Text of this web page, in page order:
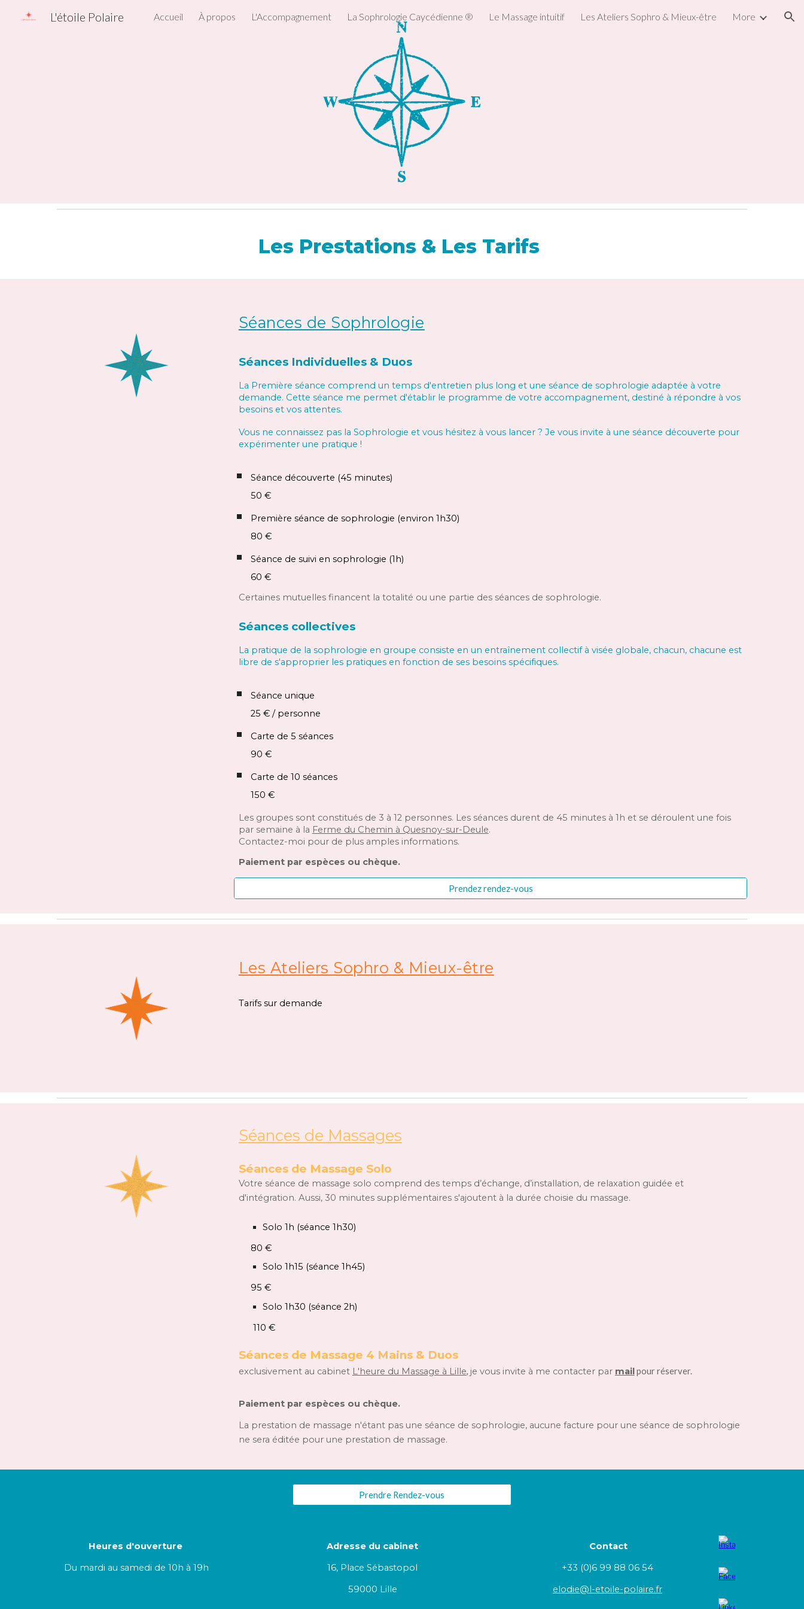
Skip to main content Skip to navigation
L'étoile Polaire Accueil À propos L'Accompagnement La Sophrologie Caycédienne ® Le Massage intuitif Les Ateliers Sophro & Mieux-être More
Les Prestations & Les Tarifs
Séances de Sophrologie
Séances Individuelles & Duos
La Première séance comprend un temps d'entretien plus long et une séance de sophrologie adaptée à votre
demande. Cette séance me permet d'établir le programme de votre accompagnement, destiné à répondre à vos
besoins et vos attentes.
Vous ne connaissez pas la Sophrologie et vous hésitez à vous lancer ? Je vous invite à une séance découverte pour
expérimenter une pratique !
Séance découverte (45 minutes)
50 €
Première séance de sophrologie (environ 1h30)
80 €
Séance de suivi en sophrologie (1h)
60 €
Certaines mutuelles financent la totalité ou une partie des séances de sophrologie.
Séances collectives
La pratique de la sophrologie en groupe consiste en un entraînement collectif à visée globale, chacun, chacune est
libre de s'approprier les pratiques en fonction de ses besoins spécifiques.
Séance unique
25 € / personne
Carte de 5 séances
90 €
Carte de 10 séances
150 €
Les groupes sont constitués de 3 à 12 personnes. Les séances durent de 45 minutes à 1h et se déroulent une fois
par semaine à la Ferme du Chemin à Quesnoy-sur-Deule.
Contactez-moi pour de plus amples informations.
Paiement par espèces ou chèque.
Prendez rendez-vous
Les Ateliers Sophro & Mieux-être
Tarifs sur demande
Séances de Massages
Séances de Massage Solo
Votre séance de massage solo comprend des temps d’échange, d’installation, de relaxation guidée et
d'intégration. Aussi, 30 minutes supplémentaires s'ajoutent à la durée choisie du massage.
Solo 1h (séance 1h30)
80 €
Solo 1h15 (séance 1h45)
95 €
Solo 1h30 (séance 2h)
110 €
Séances de Massage 4 Mains & Duos
exclusivement au cabinet L'heure du Massage à Lille, je vous invite à me contacter par mailpour réserver.
Paiement par espèces ou chèque.
La prestation de massage n'étant pas une séance de sophrologie, aucune facture pour une séance de sophrologie
ne sera éditée pour une prestation de massage.
Prendre Rendez-vous
Heures d'ouverture
Du mardi au samedi de 10h à 19h
Adresse du cabinet
16, Place Sébastopol
59000 Lille
Contact
+33 (0)6 99 88 06 54
elodie@l-etoile-polaire.fr